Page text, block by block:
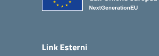
Link Esterni